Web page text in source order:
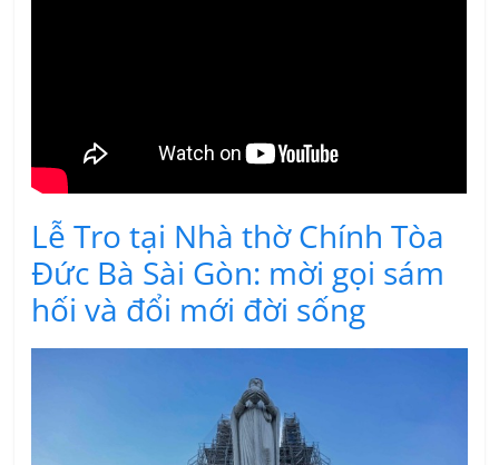
Lễ Tro tại Nhà thờ Chính Tòa
Đức Bà Sài Gòn: mời gọi sám
hối và đổi mới đời sống